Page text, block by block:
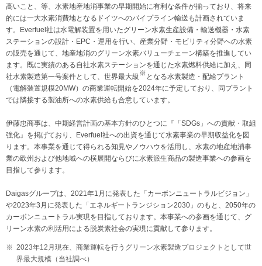
高いこと、等、水素地産地消事業の早期開始に有利な条件が揃っており、将来
的には一大水素消費地となるドイツへのパイプライン輸送も計画されていま
す。Everfuel社は水電解装置を用いたグリーン水素生産設備・輸送機器・水素
ステーションの設計・EPC・運用を行い、産業分野・モビリティ分野への水素
の販売を通じて、地産地消のグリーン水素バリューチェーン構築を推進してい
ます。既に実績のある自社水素ステーションを通じた水素燃料供給に加え、同
社水素製造第一号案件として、世界最大級※ となる水素製造・配給プラント
（電解装置規模20MW）の商業運転開始を2024年に予定しており、同プラント
では隣接する製油所への水素供給も合意しています。
伊藤忠商事は、中期経営計画の基本方針のひとつに『「SDGs」への貢献・取組
強化』を掲げており、Everfuel社への出資を通じて水素事業の早期収益化を図
ります。本事業を通じて得られる知見やノウハウを活用し、水素の地産地消事
業の欧州および他地域への横展開ならびに水素派生商品の製造事業への参画を
目指して参ります。
Daigasグループは、2021年1月に発表した「カーボンニュートラルビジョン」
や2023年3月に発表した「エネルギートランジション2030」のもと、2050年の
カーボンニュートラル実現を目指しております。本事業への参画を通じて、グ
リーン水素の利活用による脱炭素社会の実現に貢献して参ります。
※ 2023年12月現在、商業運転を行うグリーン水素製造プロジェクトとして世
界最大規模（当社調べ）